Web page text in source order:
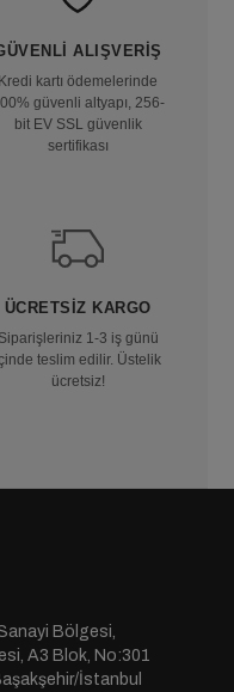
ALIŞVERIŞ
Kredi kartı ödemelerinde
güvenli altyapı, 256-
bit EV SSL güvenlik
sertifikası
ÜCRETSIZ KARGO
Siparişleriniz 1-3 iş günü
teslim edilir. Üstelik
ücretsiz!
Bölgesi,
A3 Blok, No:301
İstanbul